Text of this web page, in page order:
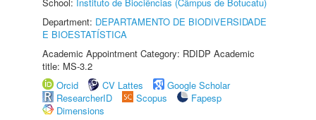
Department: DEPARTAMENTO DE BIODIVERSIDADE
E BIOESTATÍSTICA
Academic Appointment Category: RDIDP Academic
title: MS-3.2
Orcid
CV Lattes
Google Scholar
ResearcherID
Scopus
Fapesp
Dimensions